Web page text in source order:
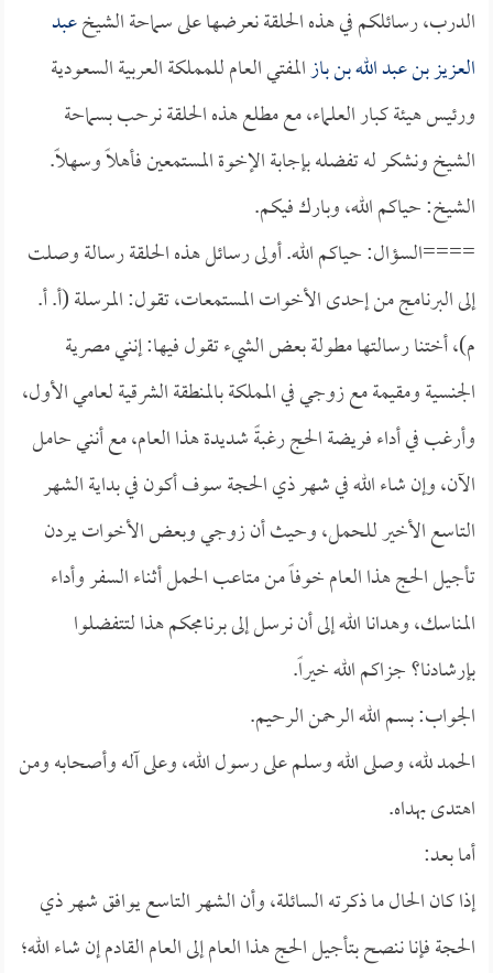
الدرب، رسائلكم في هذه الحلقة نعرضها على سماحة الشيخعبد
العزيز بن عبد الله بن بازالمفتي العام للمملكة العربية السعودية
ورئيس هيئة كبار العلماء، مع مطلع هذه الحلقة نرحب بسماحة
الشيخ ونشكر له تفضله بإجابة الإخوة المستمعين فأهلاً وسهلاً.
الشيخ: حياكم الله، وبارك فيكم.
====السؤال: حياكم الله. أولى رسائل هذه الحلقة رسالة وصلت
إلى البرنامج من إحدى الأخوات المستمعات، تقول: المرسلة (أ. أ.
م)، أختنا رسالتها مطولة بعض الشيء تقول فيها: إنني مصرية
الجنسية ومقيمة مع زوجي في المملكة بالمنطقة الشرقية لعامي الأول،
وأرغب في أداء فريضة الحج رغبةً شديدة هذا العام، مع أنني حامل
الآن، وإن شاء الله في شهر ذي الحجة سوف أكون في بداية الشهر
التاسع الأخير للحمل، وحيث أن زوجي وبعض الأخوات يردن
تأجيل الحج هذا العام خوفاً من متاعب الحمل أثناء السفر وأداء
المناسك، وهدانا الله إلى أن نرسل إلى برنامجكم هذا لتتفضلوا
بإرشادنا؟ جزاكم الله خيراً.
الجواب: بسم الله الرحمن الرحيم.
الحمد لله، وصلى الله وسلم على رسول الله، وعلى آله وأصحابه ومن
اهتدى بهداه.
أما بعد:
إذا كان الحال ما ذكرته السائلة، وأن الشهر التاسع يوافق شهر ذي
الحجة فإنا ننصح بتأجيل الحج هذا العام إلى العام القادم إن شاء الله؛